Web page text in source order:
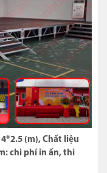
4*2.5 (m), Chất liệu
chi phí in ấn, thi